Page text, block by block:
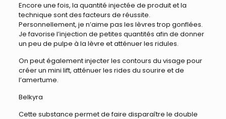
Encore une fois, la quantité injectée de produit et la
technique sont des facteurs de réussite.
Personnellement, je n’aime pas les lèvres trop gonflées.
Je favorise l’injection de petites quantités afin de donner
un peu de pulpe à la lèvre et atténuer les ridules.
On peut également injecter les contours du visage pour
créer un mini lift, atténuer les rides du sourire et de
l’amertume.
Belkyra
Cette substance permet de faire disparaître le double